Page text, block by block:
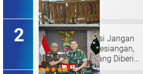
Hakim : " Ibu Saksi Jangan
Jadi Pahlawan Kesiangan,
Jelas Punya Hutang Diberi
Barang Lagi